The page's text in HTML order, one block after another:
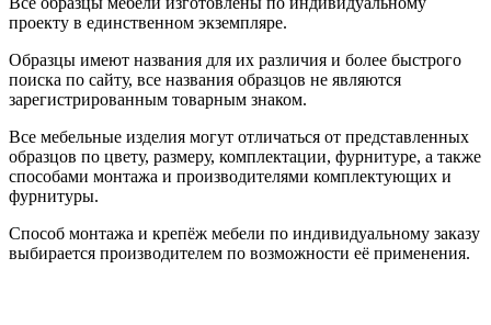
проекту в единственном экземпляре.
Образцы имеют названия для их различия и более быстрого
поиска по сайту, все названия образцов не являются
зарегистрированным товарным знаком.
Все мебельные изделия могут отличаться от представленных
образцов по цвету, размеру, комплектации, фурнитуре, а также
способами монтажа и производителями комплектующих и
фурнитуры.
Способ монтажа и крепёж мебели по индивидуальному заказу
выбирается производителем по возможности её применения.